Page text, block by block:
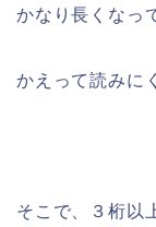
かなり長くなっ
かえって読みに
そこで、３桁以